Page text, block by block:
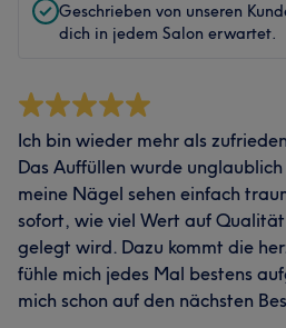
Geschrieben von unseren
dich in jedem Salon erwartet.
Ich bin wieder mehr als
Das Auffüllen wurde
meine Nägel sehen einfach
sofort, wie viel Wert auf
gelegt wird. Dazu kommt die
fühle mich jedes Mal bestens
mich schon auf den nächsten